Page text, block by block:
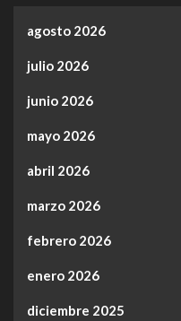
agosto 2026
julio 2026
junio 2026
mayo 2026
abril 2026
marzo 2026
febrero 2026
enero 2026
diciembre 2025